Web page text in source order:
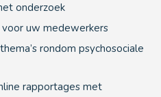
onderzoek
uw medewerkers
rondom psychosociale
rapportages met